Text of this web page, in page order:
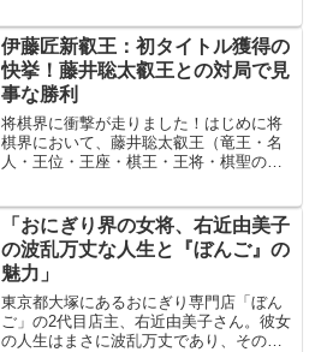
んでいます。同記事によると、笹川氏は
群馬県前橋市内で行わ...
伊藤匠新叡王：初タイトル獲得の
快挙！藤井聡太叡王との対局で見
事な勝利
将棋界に衝撃が走りました！はじめに将
棋界において、藤井聡太叡王（竜王・名
人・王位・王座・棋王・王将・棋聖の八
した。この快挙により、伊藤匠七段は新
たな叡王として輝か...
「おにぎり界の女将、右近由美子
の波乱万丈な人生と『ぼんご』の
魅力」
東京都大塚にあるおにぎり専門店「ぼん
ご」の2代目店主、右近由美子さん。彼女
の人生はまさに波乱万丈であり、その経